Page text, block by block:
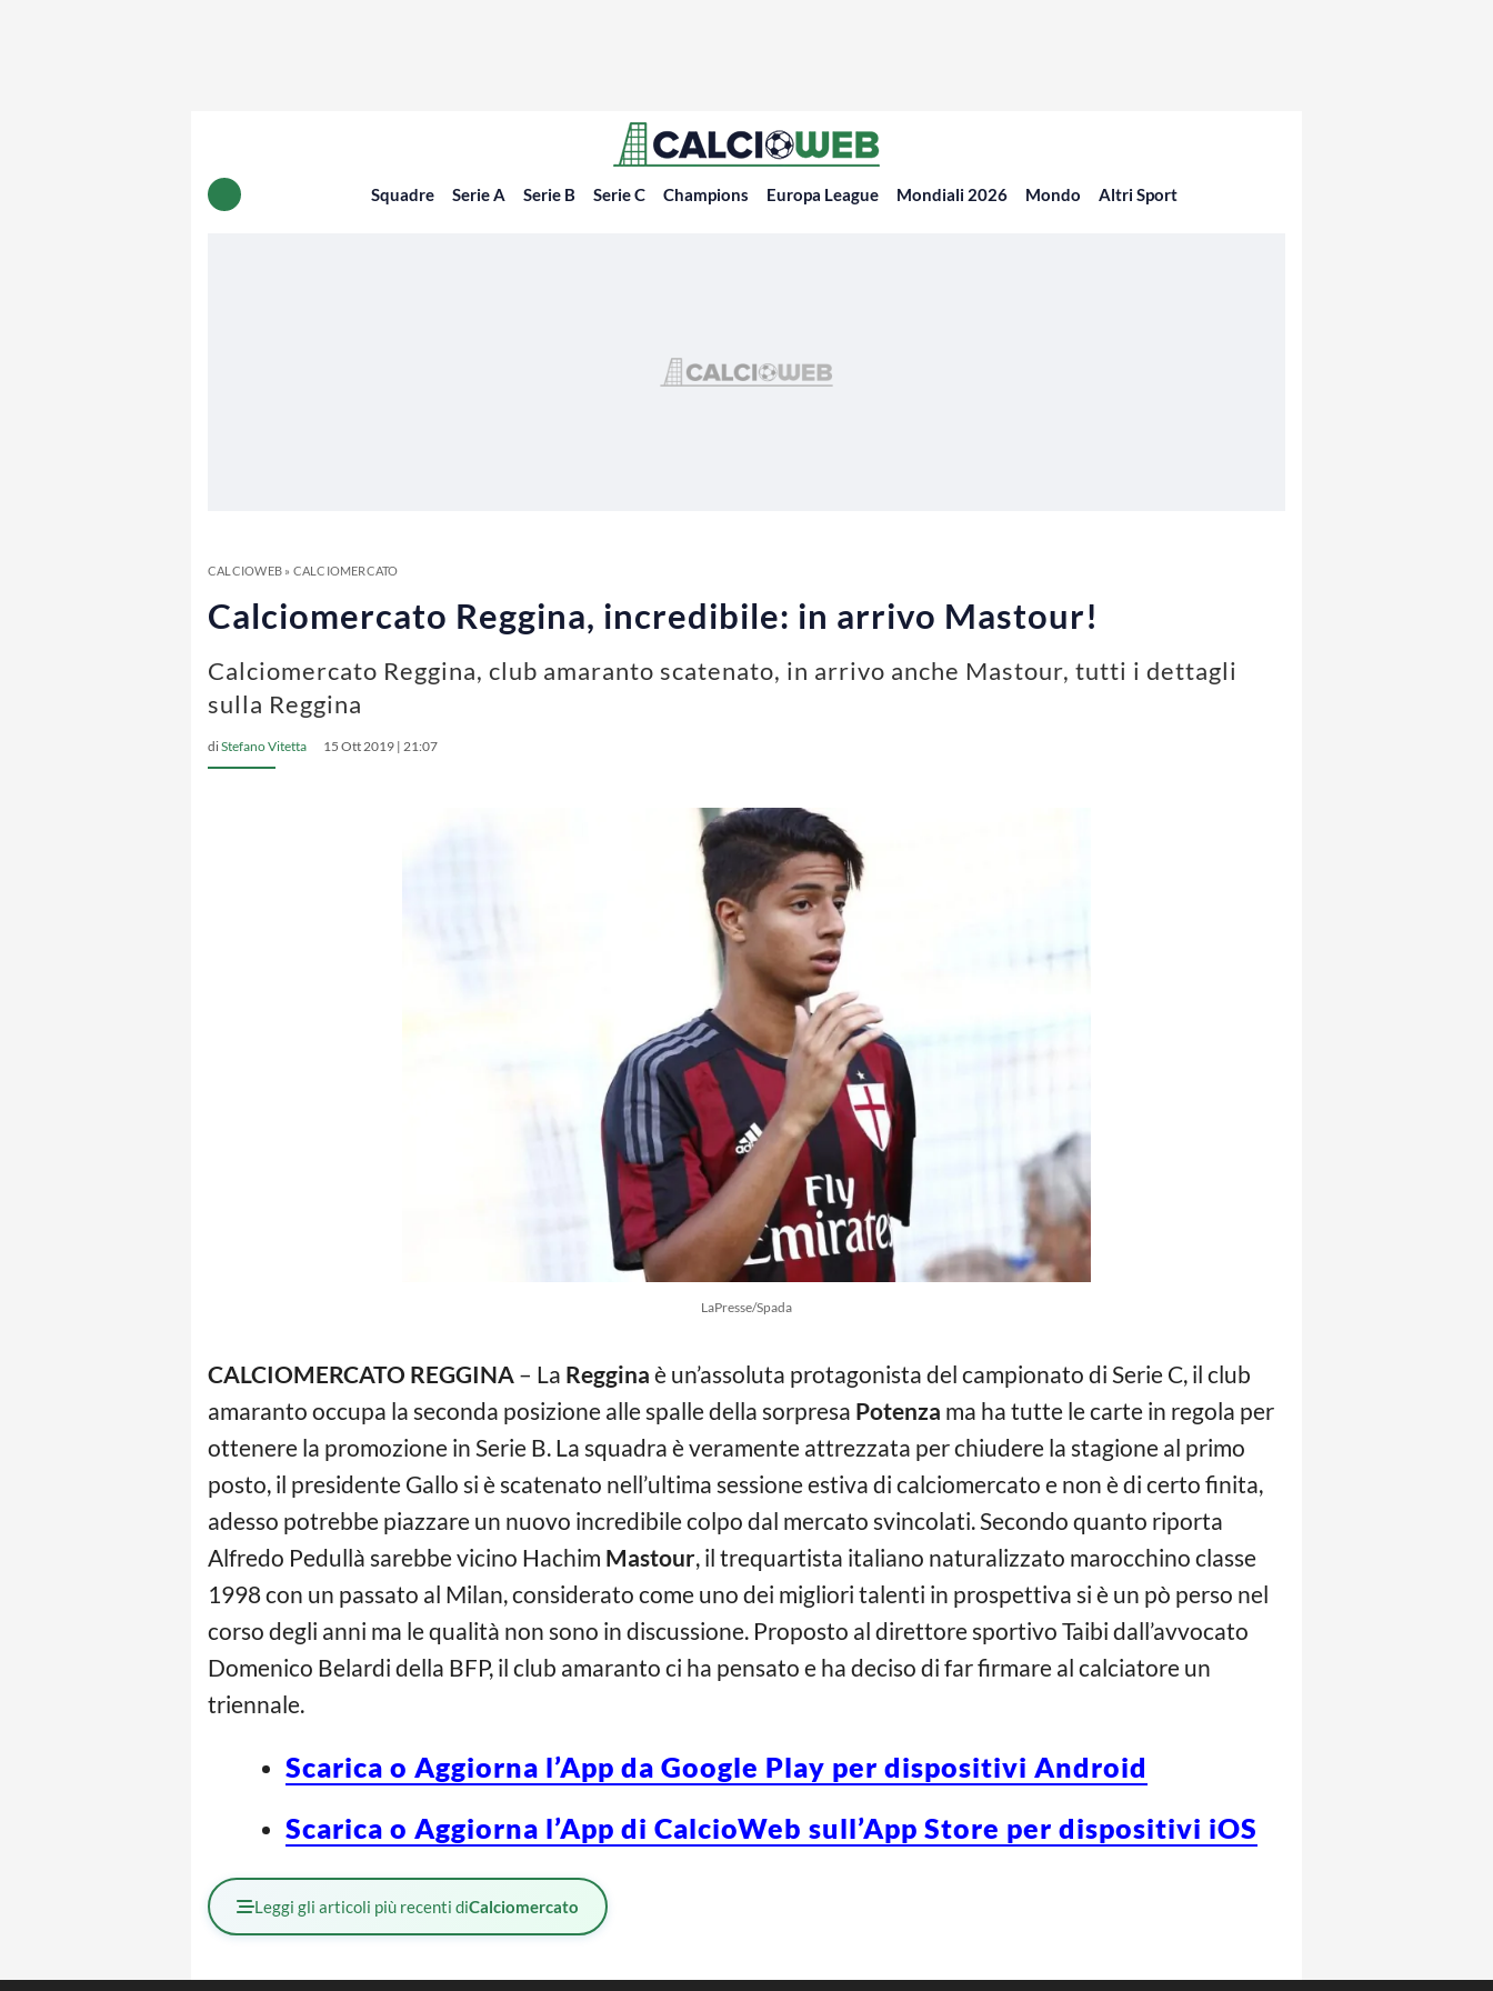
Squadre Serie A Serie B Serie C Champions Europa League Mondiali 2026 Mondo Altri Sport
CALCIOWEB» CALCIOMERCATO
Calciomercato Reggina, incredibile: in arrivo Mastour!
Calciomercato Reggina, club amaranto scatenato, in arrivo anche Mastour, tutti i dettagli
sulla Reggina
diStefano Vitetta 15 Ott 2019 | 21:07
LaPresse/Spada
CALCIOMERCATO REGGINA – La Reggina è un’assoluta protagonista del campionato di Serie C, il club
amaranto occupa la seconda posizione alle spalle della sorpresa Potenza ma ha tutte le carte in regola per
ottenere la promozione in Serie B. La squadra è veramente attrezzata per chiudere la stagione al primo
posto, il presidente Gallo si è scatenato nell’ultima sessione estiva di calciomercato e non è di certo finita,
adesso potrebbe piazzare un nuovo incredibile colpo dal mercato svincolati. Secondo quanto riporta
Alfredo Pedullà sarebbe vicino Hachim Mastour, il trequartista italiano naturalizzato marocchino classe
1998 con un passato al Milan, considerato come uno dei migliori talenti in prospettiva si è un pò perso nel
corso degli anni ma le qualità non sono in discussione. Proposto al direttore sportivo Taibi dall’avvocato
Domenico Belardi della BFP, il club amaranto ci ha pensato e ha deciso di far firmare al calciatore un
triennale.
Scarica o Aggiorna l’App da Google Play per dispositivi Android
Scarica o Aggiorna l’App di CalcioWeb sull’App Store per dispositivi iOS
Leggi gli articoli più recenti diCalciomercato